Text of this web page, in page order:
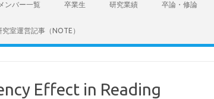
メンバー一覧 卒業生 研究業績 卒論・修論
究室運営記事（NOTE）
Effect in Reading